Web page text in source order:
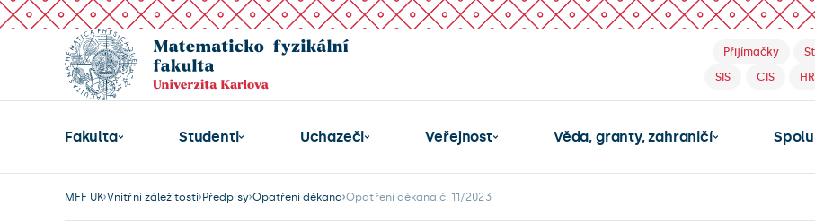
Přijímačky
SIS
CIS
Fakulta Studenti Uchazeči Veřejnost Věda, granty, zahraničí
MFF UK Vnitřní záležitosti Předpisy Opatření děkana Opatření děkana č. 11/2023